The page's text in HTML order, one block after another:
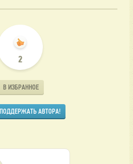
2
В ИЗБРАННОЕ
ПОДДЕРЖАТЬ АВТОРА!